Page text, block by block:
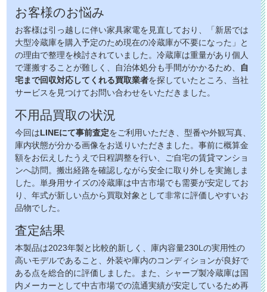
お客様のお悩み
お客様は引っ越しに伴い家具家電を見直しており、「新居では
大型冷蔵庫を購入予定のため現在の冷蔵庫が不要になった」と
の理由で整理を検討されていました。冷蔵庫は重量があり個人
で運搬することが難しく、自治体処分も手間がかかるため、
自
宅まで回収対応してくれる買取業者を探していたところ、当社
サービスを見つけてお問い合わせをいただきました。
不用品買取の状況
今回はLINEにて事前査定をご利用いただき、型番や外観写真、
庫内状態が分かる画像をお送りいただきました。事前に概算金
額をお伝えしたうえで日程調整を行い、ご自宅の賃貸マンショ
ンへ訪問。搬出経路を確認しながら安全に取り外しを実施しま
した。単身用サイズの冷蔵庫は中古市場でも需要が安定してお
り、年式が新しい点から買取対象として非常に評価しやすいお
品物でした。
査定結果
本製品は2023年製と比較的新しく、庫内容量230Lの実用性の
高いモデルであること、外装や庫内のコンディションが良好で
ある点を総合的に評価しました。また、シャープ製冷蔵庫は国
内メーカーとして中古市場での流通実績が安定しているため再